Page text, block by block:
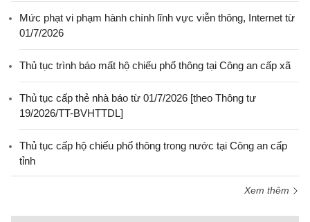
Mức phạt vi phạm hành chính lĩnh vực viễn thông, Internet từ
01/7/2026
Thủ tục trình báo mất hộ chiếu phổ thông tại Công an cấp xã
Thủ tục cấp thẻ nhà báo từ 01/7/2026 [theo Thông tư
19/2026/TT-BVHTTDL]
Thủ tục cấp hộ chiếu phổ thông trong nước tại Công an cấp
tỉnh
Xem thêm